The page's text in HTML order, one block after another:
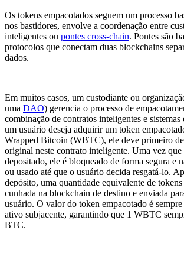
Os tokens empacotados seguem um processo
nos bastidores, envolve a coordenação entre
inteligentes ou pontes cross-chain. Pontes são
protocolos que conectam duas blockchains
dados.
Em muitos casos, um custodiante ou
uma DAO) gerencia o processo de
combinação de contratos inteligentes e
um usuário deseja adquirir um token
Wrapped Bitcoin (WBTC), ele deve primeiro
original neste contrato inteligente. Uma vez
depositado, ele é bloqueado de forma segura e
ou usado até que o usuário decida resgatá-lo.
depósito, uma quantidade equivalente de tokens
cunhada na blockchain de destino e enviada
usuário. O valor do token empacotado é
ativo subjacente, garantindo que 1 WBTC
BTC.